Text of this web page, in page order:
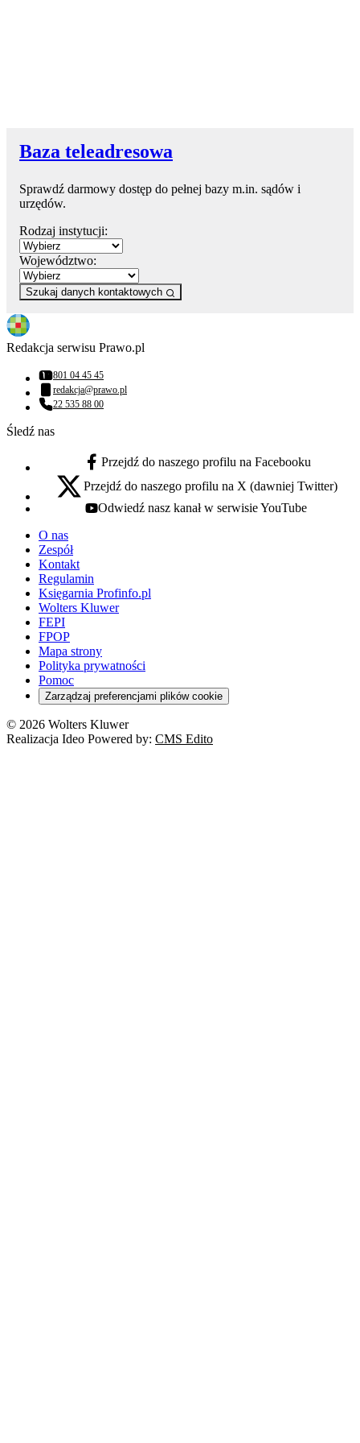
Baza teleadresowa
Sprawdź darmowy dostęp do pełnej bazy m.in. sądów i
urzędów.
Rodzaj instytucji:
Województwo:
Szukaj danych kontaktowych
Redakcja serwisu Prawo.pl
Numer telefonu:
801 04 45 45
Adres email:
redakcja@prawo.pl
Numer telefonu:
22 535 88 00
Śledź nas
facebook - otwiera się w nowej karcie
Przejdź do naszego profilu na Facebooku
x - otwiera się w nowej karcie
Przejdź do naszego profilu na X (dawniej Twitter)
youtube - otwiera się w nowej karcie
Odwiedź nasz kanał w serwisie YouTube
O nas
Zespół
Kontakt
Regulamin
Księgarnia Profinfo.pl
Wolters Kluwer
FEPI
FPOP
Mapa strony
Polityka prywatności
Pomoc
Zarządzaj preferencjami plików cookie
© 2026 Wolters Kluwer
Realizacja Ideo Powered by: CMS Edito